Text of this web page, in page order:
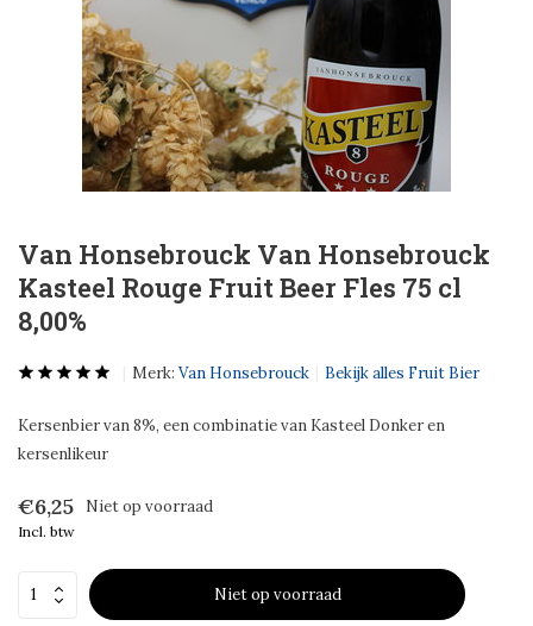
Van Honsebrouck Van Honsebrouck
Kasteel Rouge Fruit Beer Fles 75 cl
8,00%
Merk: Van Honsebrouck Bekijk alles Fruit Bier
Kersenbier van 8%, een combinatie van Kasteel Donker en
kersenlikeur
€6,25 Niet op voorraad
Incl. btw
Niet op voorraad